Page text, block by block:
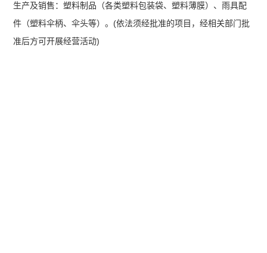
生产及销售：塑料制品（各类塑料包装袋、塑料薄膜）、雨具配
件（塑料伞柄、伞头等）。(依法须经批准的项目，经相关部门批
准后方可开展经营活动)